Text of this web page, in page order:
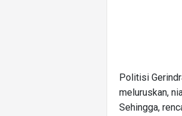
Politisi
meluruskan,
Sehingga,